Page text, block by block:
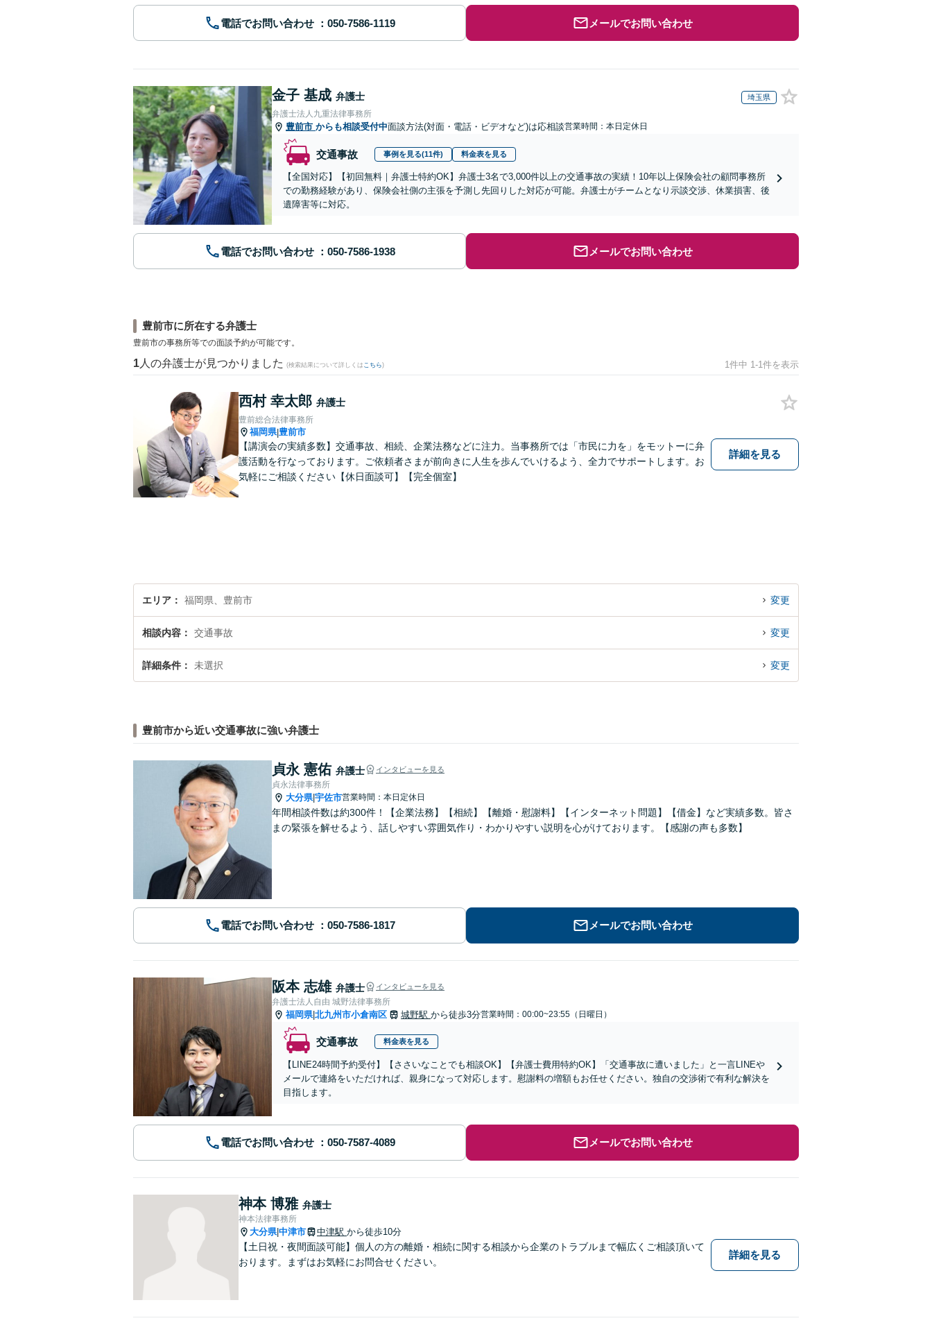
電話でお問い合わせ メールでお問い合わせ
金子 基成 弁護士 埼玉県
弁護士法人九重法律事務所
豊前市 からも相談受付中面談方法(対面・電話・ビデオなど)は応相談営業時間：本日定休日
交通事故 事例を見る(11件) 料金表を見る
【全国対応】【初回無料｜弁護士特約OK】弁護士3名で3,000件以上の交通事故の実績！10年以上保険会社の顧問事務所
での勤務経験があり、保険会社側の主張を予測し先回りした対応が可能。弁護士がチームとなり示談交渉、休業損害、後
遺障害等に対応。
電話でお問い合わせ メールでお問い合わせ
豊前市に所在する弁護士
豊前市の事務所等での面談予約が可能です。
1 人の弁護士が見つかりました (検索結果について詳しくは こちら) 1件中 1-1件を表示
西村 幸太郎 弁護士
豊前総合法律事務所
福岡県|豊前市
【講演会の実績多数】交通事故、相続、企業法務などに注力。当事務所では「市民に力を」をモットーに弁
護活動を行なっております。ご依頼者さまが前向きに人生を歩んでいけるよう、全力でサポートします。お
気軽にご相談ください【休日面談可】【完全個室】
詳細を見る
エリア 福岡県、豊前市 変更
相談内容 交通事故 変更
詳細条件 未選択 変更
豊前市から近い交通事故に強い弁護士
貞永 憲佑 弁護士 インタビューを見る
貞永法律事務所
大分県|宇佐市営業時間：本日定休日
年間相談件数は約300件！【企業法務】【相続】【離婚・慰謝料】【インターネット問題】【借金】など実績多数。皆さ
まの緊張を解せるよう、話しやすい雰囲気作り・わかりやすい説明を心がけております。【感謝の声も多数】
電話でお問い合わせ メールでお問い合わせ
阪本 志雄 弁護士 インタビューを見る
弁護士法人自由 城野法律事務所
福岡県|北九州市小倉南区 城野駅 から徒歩3分営業時間：00:00~23:55（日曜日）
交通事故 料金表を見る
【LINE24時間予約受付】【ささいなことでも相談OK】【弁護士費用特約OK】「交通事故に遭いました」と一言LINEや
メールで連絡をいただければ、親身になって対応します。慰謝料の増額もお任せください。独自の交渉術で有利な解決を
目指します。
電話でお問い合わせ メールでお問い合わせ
神本 博雅 弁護士
神本法律事務所
大分県|中津市 中津駅 から徒歩10分
【土日祝・夜間面談可能】個人の方の離婚・相続に関する相談から企業のトラブルまで幅広くご相談頂いて
おります。まずはお気軽にお問合せください。
詳細を見る